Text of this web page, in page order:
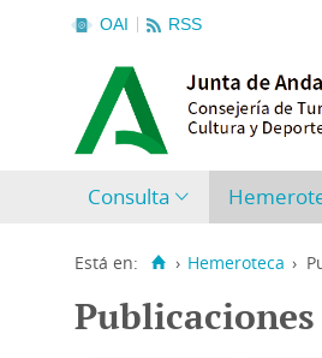
OAI RSS
Consulta
Está en: › Hemeroteca ›